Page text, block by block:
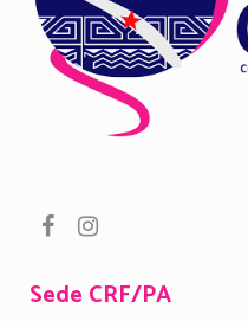
Sede CRF/PA